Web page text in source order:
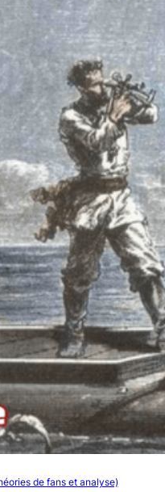
de fans et analyse)